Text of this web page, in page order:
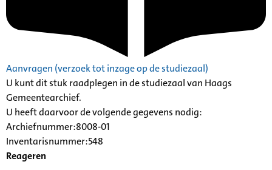
Aanvragen (verzoek tot inzage op de studiezaal)
U kunt dit stuk raadplegen in de studiezaal van Haags
Gemeentearchief.
U heeft daarvoor de volgende gegevens nodig:
Archiefnummer:8008-01
Inventarisnummer:548
Reageren